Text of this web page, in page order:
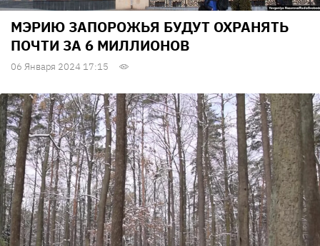
МЭРИЮ ЗАПОРОЖЬЯ БУДУТ ОХРАНЯТЬ
ПОЧТИ ЗА 6 МИЛЛИОНОВ
06 Января 2024 17:15